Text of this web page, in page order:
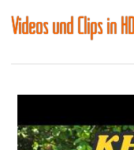
Videos und Clips in